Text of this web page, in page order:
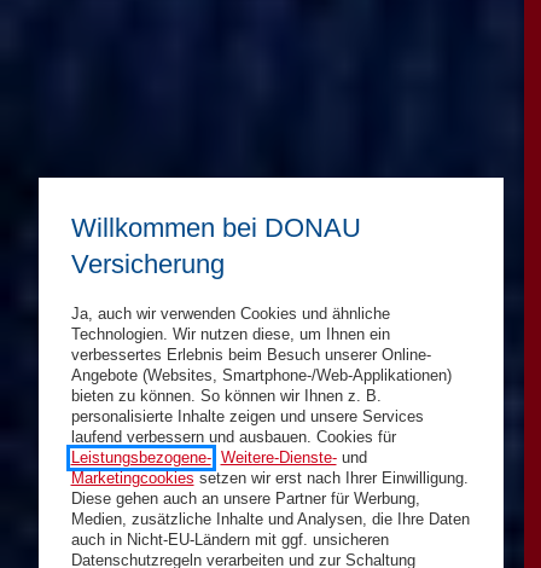
Willkommen bei DONAU
Versicherung
Ja, auch wir verwenden Cookies und ähnliche
Technologien. Wir nutzen diese, um Ihnen ein
verbessertes Erlebnis beim Besuch unserer Online-
Angebote (Websites, Smartphone-/Web-Applikationen)
bieten zu können. So können wir Ihnen z. B.
personalisierte Inhalte zeigen und unsere Services
laufend verbessern und ausbauen. Cookies für
Leistungsbezogene-, Weitere-Dienste-und
Marketingcookies setzen wir erst nach Ihrer Einwilligung.
Diese gehen auch an unsere Partner für Werbung,
Medien, zusätzliche Inhalte und Analysen, die Ihre Daten
auch in Nicht-EU-Ländern mit ggf. unsicheren
Datenschutzregeln verarbeiten und zur Schaltung